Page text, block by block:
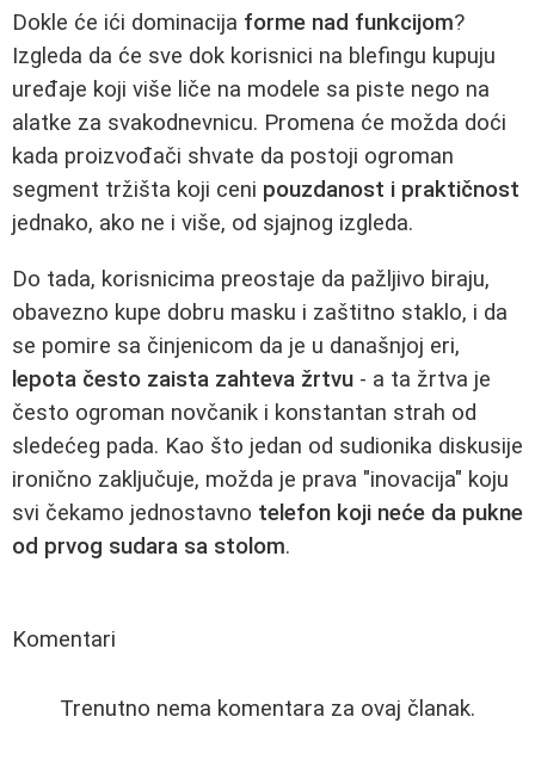
Dokle će ići dominacija forme nad funkcijom?
Izgleda da će sve dok korisnici na blefingu kupuju
uređaje koji više liče na modele sa piste nego na
alatke za svakodnevnicu. Promena će možda doći
kada proizvođači shvate da postoji ogroman
segment tržišta koji ceni pouzdanost i praktičnost
jednako, ako ne i više, od sjajnog izgleda.
Do tada, korisnicima preostaje da pažljivo biraju,
obavezno kupe dobru masku i zaštitno staklo, i da
se pomire sa činjenicom da je u današnjoj eri,
lepota često zaista zahteva žrtvu - a ta žrtva je
često ogroman novčanik i konstantan strah od
sledećeg pada. Kao što jedan od sudionika diskusije
ironično zaključuje, možda je prava "inovacija" koju
svi čekamo jednostavno telefon koji neće da pukne
od prvog sudara sa stolom.
Komentari
Trenutno nema komentara za ovaj članak.